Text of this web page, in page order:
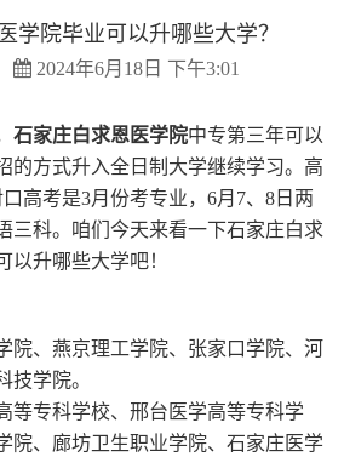
学院毕业可以升哪些大学？
2024年6月18日 下午3:01
石家庄白求恩医学院中专第三年可以
的方式升入全日制大学继续学习。高
高考是3月份考专业，6月7、8日两
三科。咱们今天来看一下石家庄白求
以升哪些大学吧！
院、燕京理工学院、张家口学院、河
技学院。
等专科学校、邢台医学高等专科学
院、廊坊卫生职业学院、石家庄医学